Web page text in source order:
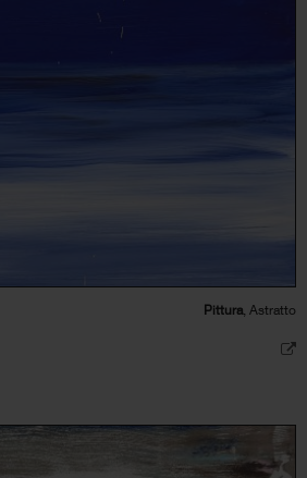
Pittura, Astratto